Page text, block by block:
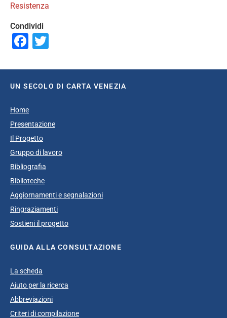
Resistenza
Condividi
Facebook
UN SECOLO DI CARTA VENEZIA
Home
Presentazione
Il Progetto
Gruppo di lavoro
Bibliografia
Biblioteche
Aggiornamenti e segnalazioni
Ringraziamenti
Sostieni il progetto
GUIDA ALLA CONSULTAZIONE
La scheda
Aiuto per la ricerca
Abbreviazioni
Criteri di compilazione